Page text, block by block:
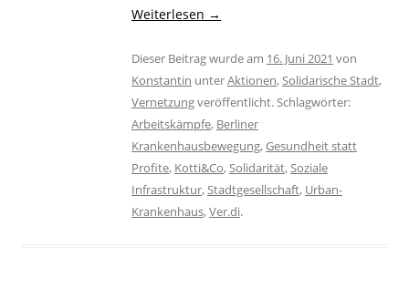
Weiterlesen →
Dieser Beitrag wurde am 16. Juni 2021 von
Konstantin unterAktionen,Solidarische Stadt,
Vernetzungveröffentlicht. Schlagwörter:
Arbeitskämpfe, Berliner
Krankenhausbewegung,Gesundheit statt
Profite, Kotti&Co,Solidarität,Soziale
Infrastruktur,Stadtgesellschaft, Urban-
Krankenhaus,Ver.di.